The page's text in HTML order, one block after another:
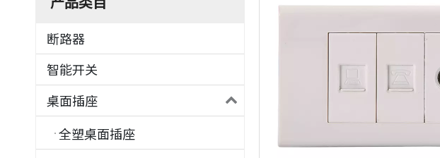
断路器
智能开关
桌面插座
全塑桌面插座